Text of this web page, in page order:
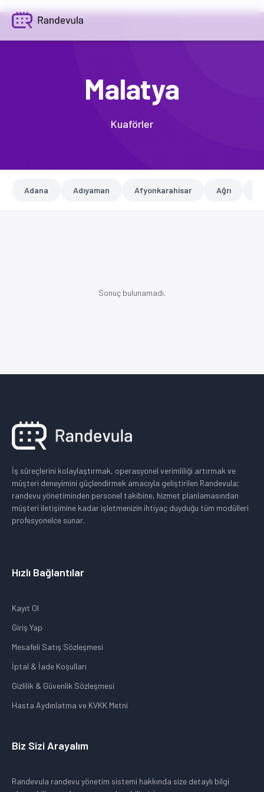
Malatya
Kuaförler
Adana Adıyaman Afyonkarahisar Ağrı
Sonuç bulunamadı.
İş süreçlerini kolaylaştırmak, operasyonel verimliliği artırmak ve
müşteri deneyimini güçlendirmek amacıyla geliştirilen Randevula;
randevu yönetiminden personel takibine, hizmet planlamasından
müşteri iletişimine kadar işletmenizin ihtiyaç duyduğu tüm modülleri
profesyonelce sunar.
Hızlı Bağlantılar
Kayıt Ol
Giriş Yap
Mesafeli Satış Sözleşmesi
İptal & İade Koşulları
Gizlilik & Güvenlik Sözleşmesi
Hasta Aydınlatma ve KVKK Metni
Biz Sizi Arayalım
Randevula randevu yönetim sistemi hakkında size detaylı bilgi